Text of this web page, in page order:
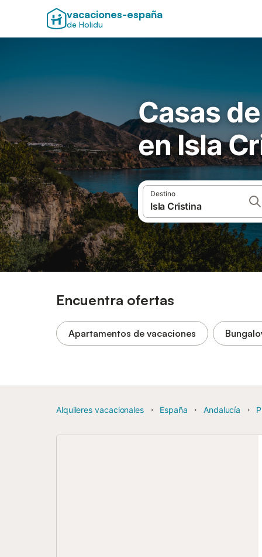
vacaciones-españa
de Holidu
Casas
en Isla
Destino
Encuentra ofertas
Apartamentos de vacaciones
Alquileres vacacionales España Andalucía